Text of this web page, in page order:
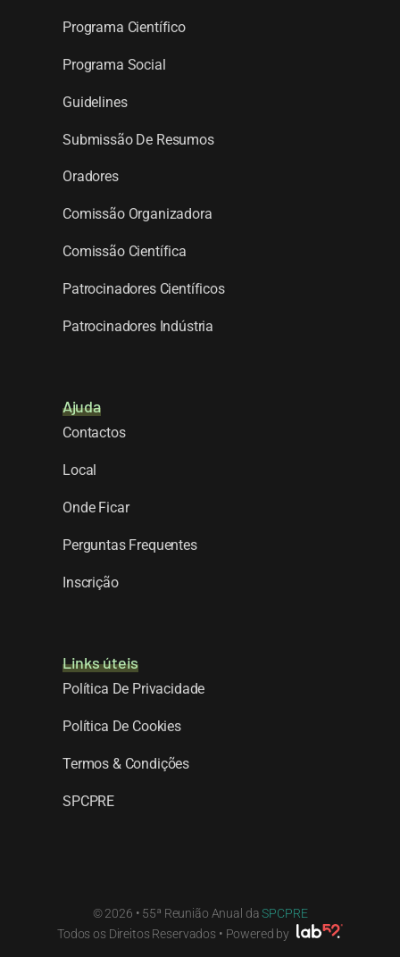
Programa Científico
Programa Social
Guidelines
Submissão De Resumos
Oradores
Comissão Organizadora
Comissão Científica
Patrocinadores Científicos
Patrocinadores Indústria
Ajuda
Contactos
Local
Onde Ficar
Perguntas Frequentes
Inscrição
Links úteis
Política De Privacidade
Política De Cookies
Termos & Condições
SPCPRE
© 2026 • 55ª Reunião Anual daSPCPRE
Todos os Direitos Reservados • Powered by